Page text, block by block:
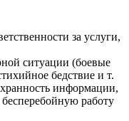
за услуги,
ситуации (боевые
бедствие и т.
информации,
работу